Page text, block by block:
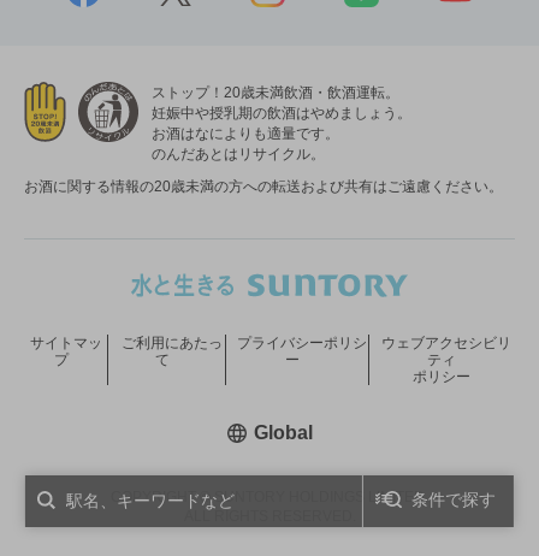
条件で探す
ストップ！20歳未満飲酒・飲酒運転。
妊娠中や授乳期の飲酒はやめましょう。
お酒はなによりも適量です。
のんだあとはリサイクル。
お酒に関する情報の20歳未満の方への転送および共有はご遠慮ください。
COPYRIGHT © SUNTORY HOLDINGS LIMITED.
サイトマッ
プ
ご利用にあたっ
て
プライバシーポリシ
ー
ウェブアクセシビリ
ティ
ポリシー
Global新しいウィンドウで開く